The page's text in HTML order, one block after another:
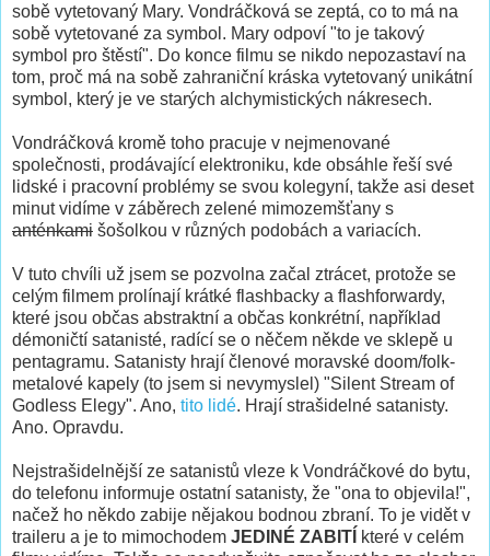
sobě vytetovaný Mary. Vondráčková se zeptá, co to má na
sobě vytetované za symbol. Mary odpoví "to je takový
symbol pro štěstí". Do konce filmu se nikdo nepozastaví na
tom, proč má na sobě zahraniční kráska vytetovaný unikátní
symbol, který je ve starých alchymistických nákresech.
Vondráčková kromě toho pracuje v nejmenované
společnosti, prodávající elektroniku, kde obsáhle řeší své
lidské i pracovní problémy se svou kolegyní, takže asi deset
minut vidíme v záběrech zelené mimozemšťany s
anténkami šošolkou v různých podobách a variacích.
V tuto chvíli už jsem se pozvolna začal ztrácet, protože se
celým filmem prolínají krátké flashbacky a flashforwardy,
které jsou občas abstraktní a občas konkrétní, například
démoničtí satanisté, radící se o něčem někde ve sklepě u
pentagramu. Satanisty hrají členové moravské doom/folk-
metalové kapely (to jsem si nevymyslel) "Silent Stream of
Godless Elegy". Ano, tito lidé. Hrají strašidelné satanisty.
Ano. Opravdu.
Nejstrašidelnější ze satanistů vleze k Vondráčkové do bytu,
do telefonu informuje ostatní satanisty, že "ona to objevila!",
načež ho někdo zabije nějakou bodnou zbraní. To je vidět v
traileru a je to mimochodem JEDINÉ ZABITÍ které v celém